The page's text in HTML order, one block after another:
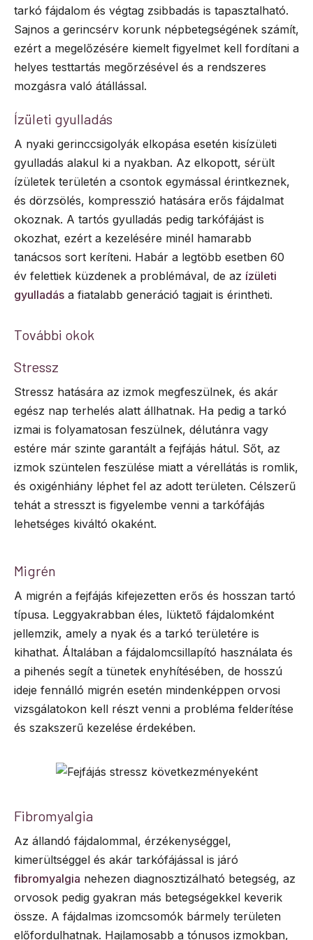
tarkó fájdalom és végtag zsibbadás is tapasztalható.
Sajnos a gerincsérv korunk népbetegségének számít,
ezért a megelőzésére kiemelt figyelmet kell fordítani a
helyes testtartás megőrzésével és a rendszeres
mozgásra való átállással.
Ízületi gyulladás
A nyaki gerinccsigolyák elkopása esetén kisízületi
gyulladás alakul ki a nyakban. Az elkopott, sérült
ízületek területén a csontok egymással érintkeznek,
és dörzsölés, kompresszió hatására erős fájdalmat
okoznak. A tartós gyulladás pedig tarkófájást is
okozhat, ezért a kezelésére minél hamarabb
tanácsos sort keríteni. Habár a legtöbb esetben 60
év felettiek küzdenek a problémával, de az ízületi
gyulladás a fiatalabb generáció tagjait is érintheti.
További okok
Stressz
Stressz hatására az izmok megfeszülnek, és akár
egész nap terhelés alatt állhatnak. Ha pedig a tarkó
izmai is folyamatosan feszülnek, délutánra vagy
estére már szinte garantált a fejfájás hátul. Sőt, az
izmok szüntelen feszülése miatt a vérellátás is romlik,
és oxigénhiány léphet fel az adott területen. Célszerű
tehát a stresszt is figyelembe venni a tarkófájás
lehetséges kiváltó okaként.
Migrén
A migrén a fejfájás kifejezetten erős és hosszan tartó
típusa. Leggyakrabban éles, lüktető fájdalomként
jellemzik, amely a nyak és a tarkó területére is
kihathat. Általában a fájdalomcsillapító használata és
a pihenés segít a tünetek enyhítésében, de hosszú
ideje fennálló migrén esetén mindenképpen orvosi
vizsgálatokon kell részt venni a probléma felderítése
és szakszerű kezelése érdekében.
Fibromyalgia
Az állandó fájdalommal, érzékenységgel,
kimerültséggel és akár tarkófájással is járó
fibromyalgia nehezen diagnosztizálható betegség, az
orvosok pedig gyakran más betegségekkel keverik
össze. A fájdalmas izomcsomók bármely területen
előfordulhatnak. Hajlamosabb a tónusos izmokban,